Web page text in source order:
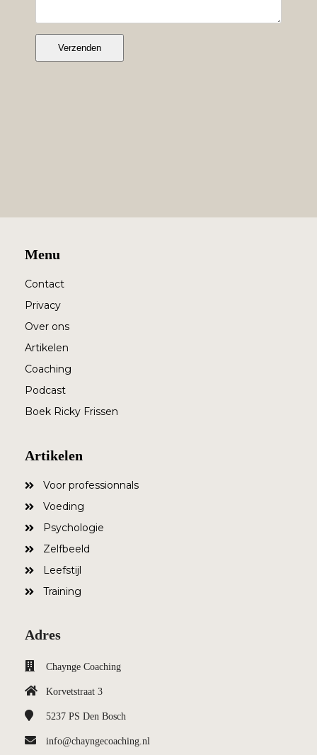
Verzenden
Menu
Contact
Privacy
Over ons
Artikelen
Coaching
Podcast
Boek Ricky Frissen
Artikelen
Voor professionnals
Voeding
Psychologie
Zelfbeeld
Leefstijl
Training
Adres
Chaynge Coaching
Korvetstraat 3
5237 PS Den Bosch
info@chayngecoaching.nl